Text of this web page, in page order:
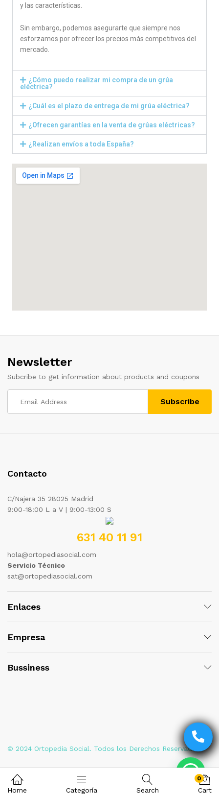
y las características.
Sin embargo, podemos asegurarte que siempre nos
esforzamos por ofrecer los precios más competitivos del
mercado.
¿Cómo puedo realizar mi compra de un grúa
eléctrica?
¿Cuál es el plazo de entrega de mi grúa eléctrica?
¿Ofrecen garantías en la venta de grúas eléctricas?
¿Realizan envíos a toda España?
Newsletter
Subcribe to get information about products and coupons
Contacto
C/Najera 35 28025 Madrid
9:00-18:00 L a V | 9:00-13:00 S
631 40 11 91
hola@ortopediasocial.com
Servicio Técnico
sat@ortopediasocial.com
Enlaces
Empresa
Bussiness
© 2024 Ortopedia Social. Todos los Derechos Reservados
Home Categoría Search
0
Cart